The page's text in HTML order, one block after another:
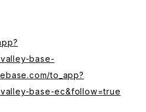
base-
to_app?
base-ec&follow=true